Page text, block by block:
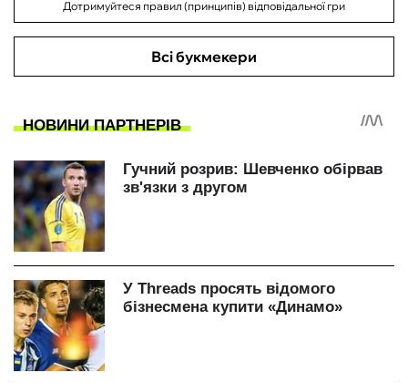
Дотримуйтеся правил (принципів) відповідальної гри
Всі букмекери